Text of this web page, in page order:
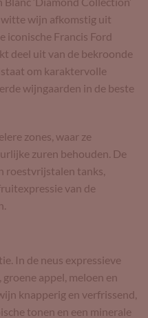
witte wijn afkomstig uit
iconische Francis Ford
deel uit van de bekroonde
om karaktervolle
wijngaarden in de beste
zones, waar ze
zuren behouden. De
roestvrijstalen tanks,
van de
In de neus expressieve
appel, meloen en
knapperig en verfrissend,
tonen en een minerale